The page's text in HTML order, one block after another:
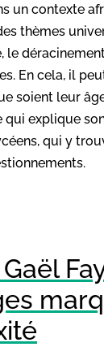
un contexte
thèmes
le
En cela, il
soient leur
qui explique
qui y